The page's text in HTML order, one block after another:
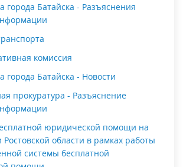
города Батайска - Разъяснения
комиссия
города Батайска - Новости
прокуратура - Разъяснение
юридической помощи на
области в рамках работы
системы бесплатной